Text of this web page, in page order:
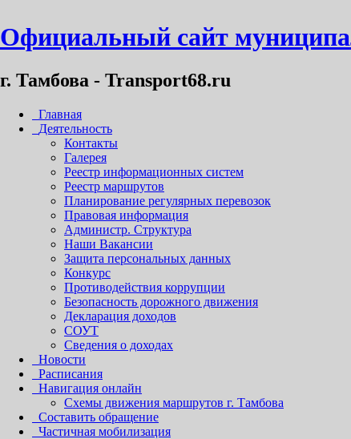
Официальный сайт
г. Тамбова - Transport68.ru
Главная
Деятельность
Контакты
Галерея
Реестр информационных систем
Реестр маршрутов
Планирование регулярных перевозок
Правовая информация
Администр. Структура
Наши Вакансии
Защита персональных данных
Конкурс
Противодействия коррупции
Безопасность дорожного движения
Декларация доходов
СОУТ
Сведения о доходах
Новости
Расписания
Навигация онлайн
Схемы движения маршрутов г. Тамбова
Составить обращение
Частичная мобилизация